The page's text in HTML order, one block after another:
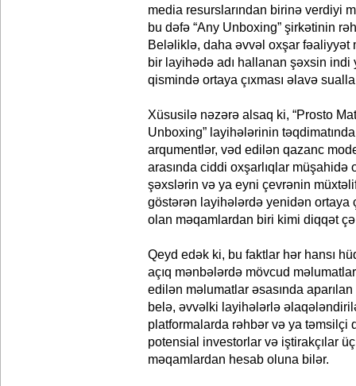
media resurslarından birinə verdiyi
bu dəfə “Any Unboxing” şirkətinin
Beləliklə, daha əvvəl oxşar fəaliyyət
bir layihədə adı hallanan şəxsin indi
qismində ortaya çıxması əlavə
Xüsusilə nəzərə alsaq ki, “Prosto
Unboxing” layihələrinin
arqumentlər, vəd edilən qazanc
arasında ciddi oxşarlıqlar
şəxslərin və ya eyni çevrənin
göstərən layihələrdə yenidən ortaya
olan məqamlardan biri kimi diqqət
Qeyd edək ki, bu faktlar hər hansı
açıq mənbələrdə mövcud
edilən məlumatlar əsasında
belə, əvvəlki layihələrlə
platformalarda rəhbər və ya təmsilçi
potensial investorlar və iştirakçılar
məqamlardan hesab oluna bilər.